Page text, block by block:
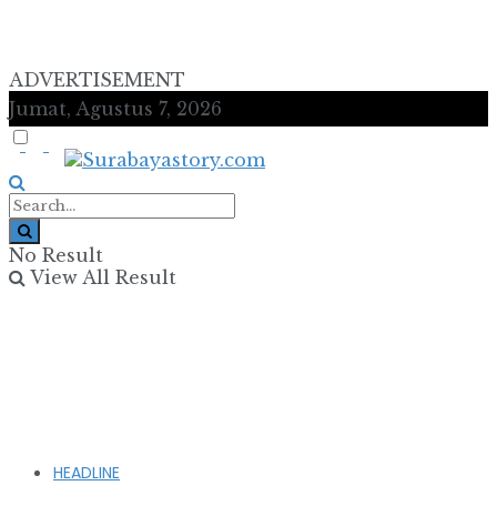
ADVERTISEMENT
Jumat, Agustus 7, 2026
No Result
View All Result
HEADLINE